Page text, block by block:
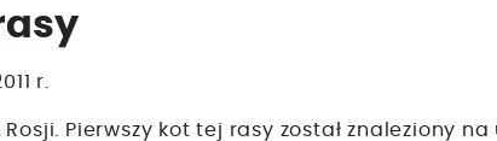
r.
Pierwszy kot tej rasy został znaleziony